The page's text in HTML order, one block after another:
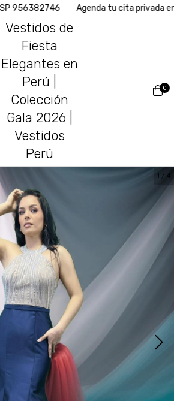
Agenda tu cita privada en
Vestidos de
Fiesta
Elegantes en
Perú |
Colección
Gala 2026 |
Vestidos
Perú
0
1 / 4